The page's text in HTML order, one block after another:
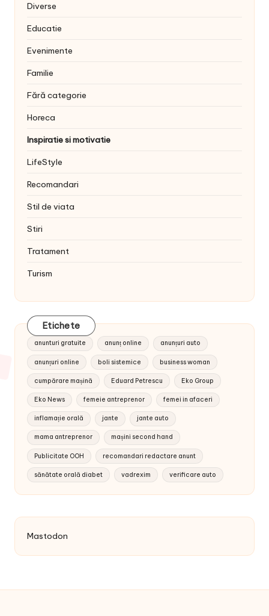
Diverse
Educatie
Evenimente
Familie
Fără categorie
Horeca
Inspiratie si motivatie
LifeStyle
Recomandari
Stil de viata
Stiri
Tratament
Turism
Etichete
anunturi gratuite anunț online anunțuri auto
anunțuri online boli sistemice business woman
cumpărare mașină Eduard Petrescu Eko Group
Eko News femeie antreprenor femei in afaceri
inflamație orală jante jante auto
mama antreprenor mașini second hand
Publicitate OOH recomandari redactare anunt
sănătate orală diabet vadrexim verificare auto
Mastodon